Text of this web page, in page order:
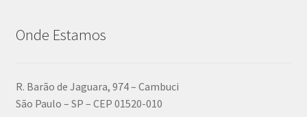
Onde Estamos
R. Barão de Jaguara, 974 – Cambuci
São Paulo – SP – CEP 01520-010